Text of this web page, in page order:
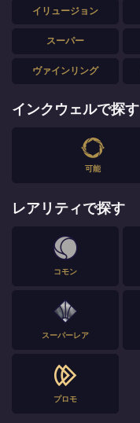
イリュージョン
スーパー
ヴァインリング
インクウェルで探す
可能
レアリティで探す
コモン
スーパーレア
プロモ